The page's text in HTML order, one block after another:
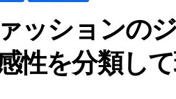
ッションの
性を分類し